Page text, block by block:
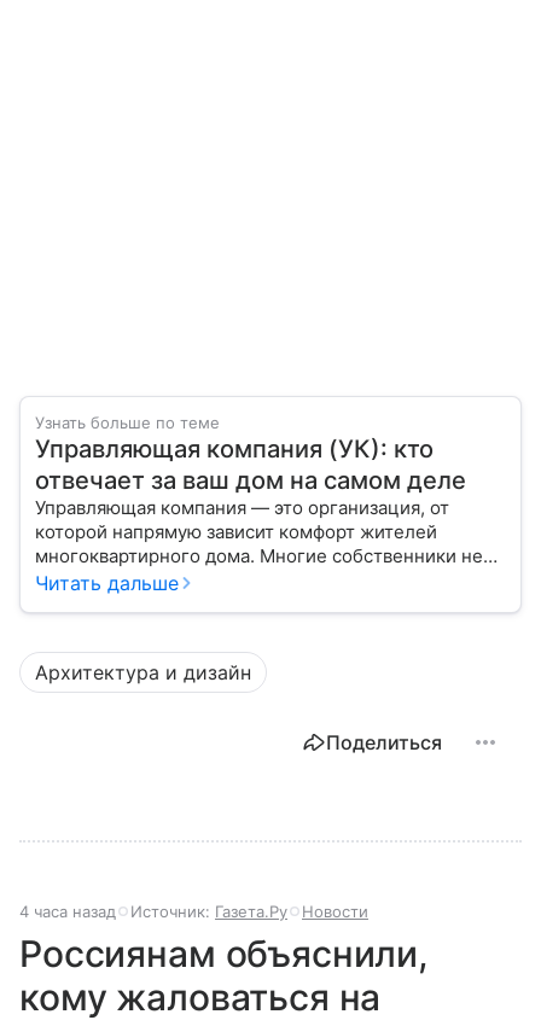
Узнать больше по теме
Управляющая компания (УК): кто
отвечает за ваш дом на самом деле
Управляющая компания — это организация, от
которой напрямую зависит комфорт жителей
многоквартирного дома. Многие собственники не
до конца понимают, какие именно услуги УК
Читать дальше
Архитектура и дизайн
Поделиться
4 часа назад Источник: Газета.Ру Новости
Россиянам объяснили,
кому жаловаться на